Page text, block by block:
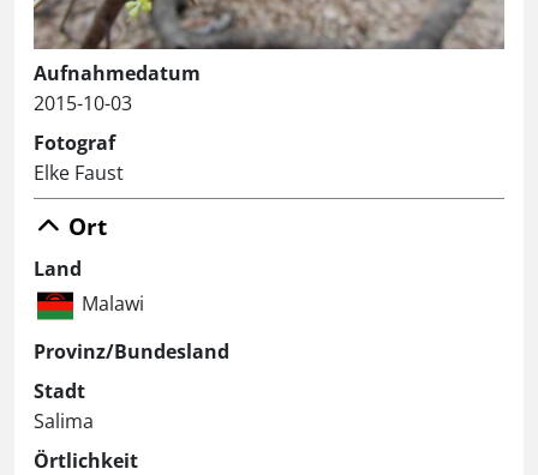
Aufnahmedatum
2015-10-03
Fotograf
Elke Faust
Ort
Land
Malawi
Provinz/Bundesland
Stadt
Salima
Örtlichkeit